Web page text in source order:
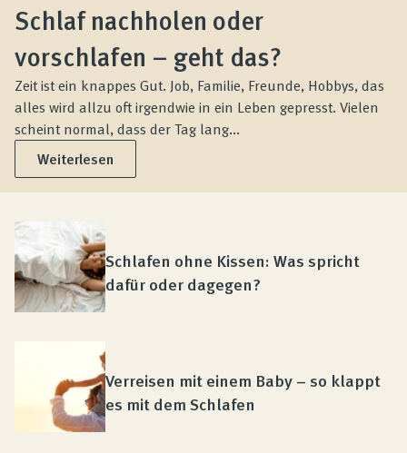
Schlaf nachholen oder
vorschlafen – geht das?
Zeit ist ein knappes Gut. Job, Familie, Freunde, Hobbys, das
alles wird allzu oft irgendwie in ein Leben gepresst. Vielen
scheint normal, dass der Tag lang...
Weiterlesen
Schlafen ohne Kissen: Was spricht
dafür oder dagegen?
Verreisen mit einem Baby – so klappt
es mit dem Schlafen